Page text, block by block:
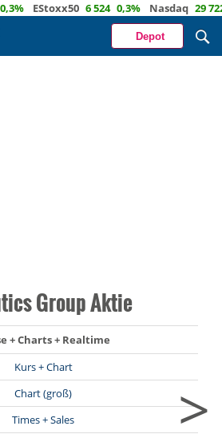
EStoxx50 6 524 0,3% Nasdaq 29 722
Depot
Group Aktie
+ Charts + Realtime
Kurs + Chart
Chart (groß)
Times + Sales
>